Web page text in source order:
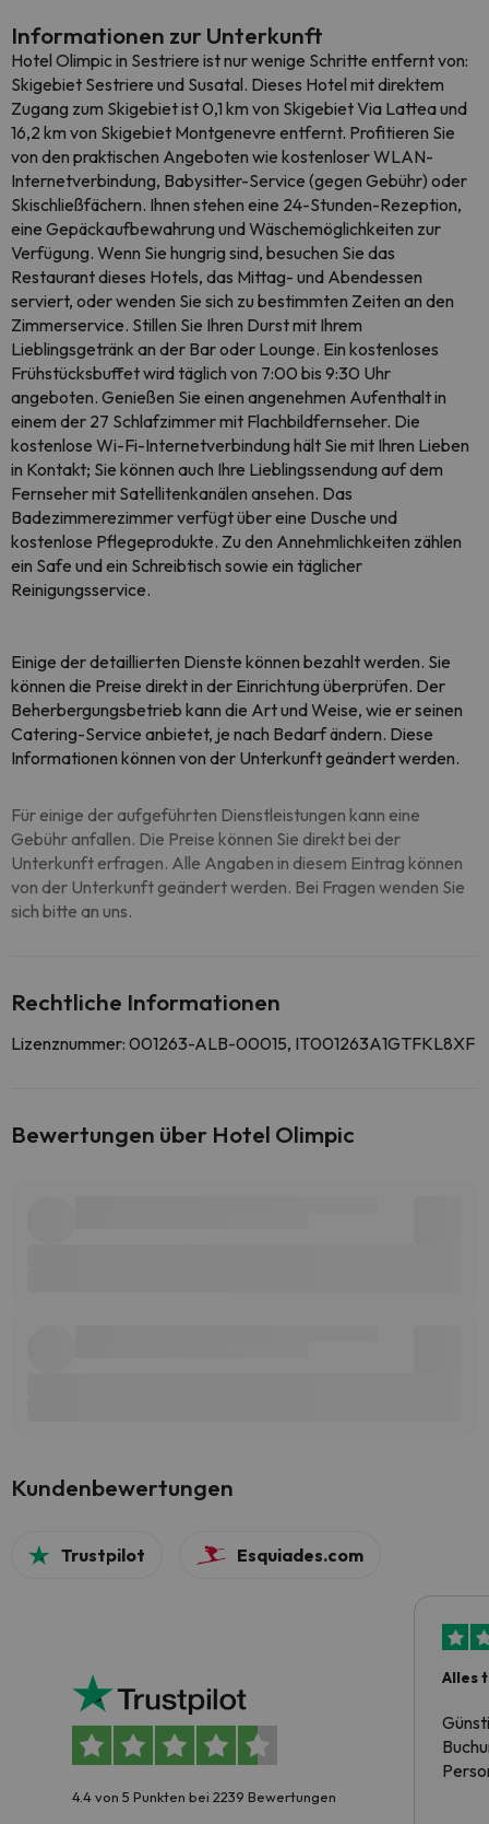
Informationen zur Unterkunft
Hotel Olimpic in Sestriere ist nur wenige Schritte entfernt von:
Skigebiet Sestriere und Susatal. Dieses Hotel mit direktem
Zugang zum Skigebiet ist 0,1 km von Skigebiet Via Lattea und
16,2 km von Skigebiet Montgenevre entfernt. Profitieren Sie
von den praktischen Angeboten wie kostenloser WLAN-
Internetverbindung, Babysitter-Service (gegen Gebühr) oder
Skischließfächern. Ihnen stehen eine 24-Stunden-Rezeption,
eine Gepäckaufbewahrung und Wäschemöglichkeiten zur
Verfügung. Wenn Sie hungrig sind, besuchen Sie das
Restaurant dieses Hotels, das Mittag- und Abendessen
serviert, oder wenden Sie sich zu bestimmten Zeiten an den
Zimmerservice. Stillen Sie Ihren Durst mit Ihrem
Lieblingsgetränk an der Bar oder Lounge. Ein kostenloses
Frühstücksbuffet wird täglich von 7:00 bis 9:30 Uhr
angeboten. Genießen Sie einen angenehmen Aufenthalt in
einem der 27 Schlafzimmer mit Flachbildfernseher. Die
kostenlose Wi-Fi-Internetverbindung hält Sie mit Ihren Lieben
in Kontakt; Sie können auch Ihre Lieblingssendung auf dem
Fernseher mit Satellitenkanälen ansehen. Das
Badezimmerezimmer verfügt über eine Dusche und
kostenlose Pflegeprodukte. Zu den Annehmlichkeiten zählen
ein Safe und ein Schreibtisch sowie ein täglicher
Reinigungsservice.
Einige der detaillierten Dienste können bezahlt werden. Sie
können die Preise direkt in der Einrichtung überprüfen. Der
Beherbergungsbetrieb kann die Art und Weise, wie er seinen
Catering-Service anbietet, je nach Bedarf ändern. Diese
Informationen können von der Unterkunft geändert werden.
Für einige der aufgeführten Dienstleistungen kann eine
Gebühr anfallen. Die Preise können Sie direkt bei der
Unterkunft erfragen. Alle Angaben in diesem Eintrag können
von der Unterkunft geändert werden. Bei Fragen wenden Sie
sich bitte an uns.
Rechtliche Informationen
Lizenznummer: 001263-ALB-00015, IT001263A1GTFKL8XF
Bewertungen über Hotel Olimpic
Kundenbewertungen
Trustpilot Esquiades.com
4.4 von 5 Punkten bei 2239 Bewertungen
Alles